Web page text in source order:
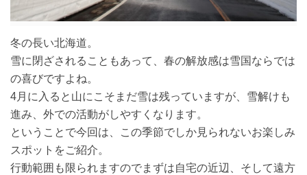
冬の長い北海道。
雪に閉ざされることもあって、春の解放感は雪国ならでは
の喜びですよね。
4月に入ると山にこそまだ雪は残っていますが、雪解けも
進み、外での活動がしやすくなります。
ということで今回は、この季節でしか見られないお楽しみ
スポットをご紹介。
行動範囲も限られますのでまずは自宅の近辺、そして遠方